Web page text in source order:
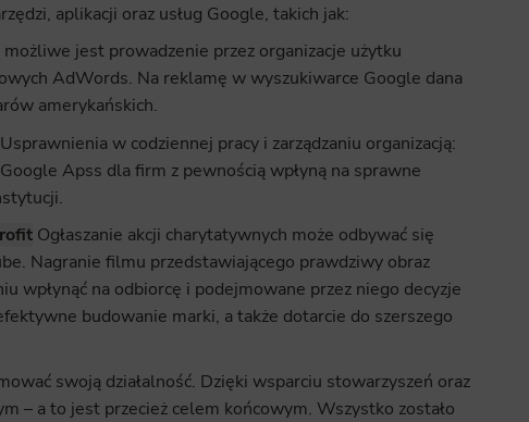
aplikacji oraz usług Google, takich jak:
jest prowadzenie przez organizacje użytku
AdWords. Na reklamę w wyszukiwarce Google dana
amerykańskich.
w codziennej pracy i zarządzaniu organizacją:
Apss dla firm z pewnością wpłyną na sprawne
Ogłaszanie akcji charytatywnych może odbywać się
Nagranie filmu przedstawiającego prawdziwy obraz
wpłynąć na odbiorcę i podejmowane przez niego decyzje
budowanie marki, a także dotarcie do szerszego
swoją działalność. Dzięki wsparciu stowarzyszeń oraz
– a to jest przecież celem końcowym. Wszystko zostało